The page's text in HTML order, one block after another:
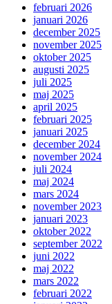
februari 2026
januari 2026
december 2025
november 2025
oktober 2025
augusti 2025
juli 2025
maj 2025
april 2025
februari 2025
januari 2025
december 2024
november 2024
juli 2024
maj 2024
mars 2024
november 2023
januari 2023
oktober 2022
september 2022
juni 2022
maj 2022
mars 2022
februari 2022